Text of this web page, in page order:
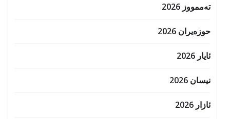
تەممووز 2026
حوزه‌یران 2026
ئایار 2026
نیسان 2026
ئازار 2026